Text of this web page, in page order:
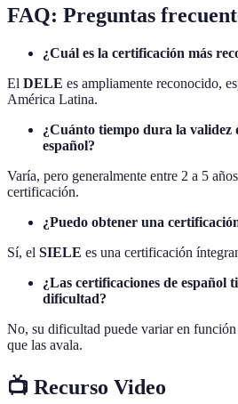
FAQ: Preguntas
¿Cuál es la certificación más
El DELE es ampliamente reconocido,
América Latina.
¿Cuánto tiempo dura la validez
español?
Varía, pero generalmente entre 2 a 5
certificación.
¿Puedo obtener una
Sí, el SIELE es una certificación
¿Las certificaciones de español
dificultad?
No, su dificultad puede variar en
que las avala.
📺 Recurso Video